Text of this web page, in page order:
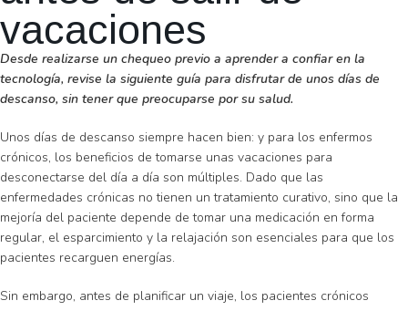
vacaciones
Desde realizarse un chequeo previo a aprender a confiar en la
tecnología, revise la siguiente guía para disfrutar de unos días de
descanso, sin tener que preocuparse por su salud.
Unos días de descanso siempre hacen bien: y para los enfermos
crónicos, los beneficios de tomarse unas vacaciones para
desconectarse del día a día son múltiples. Dado que las
enfermedades crónicas no tienen un tratamiento curativo, sino que la
mejoría del paciente depende de tomar una medicación en forma
regular, el esparcimiento y la relajación son esenciales para que los
pacientes recarguen energías.
Sin embargo, antes de planificar un viaje, los pacientes crónicos